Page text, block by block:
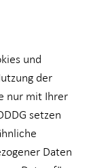
und
der
nur mit Ihrer
setzen
Daten